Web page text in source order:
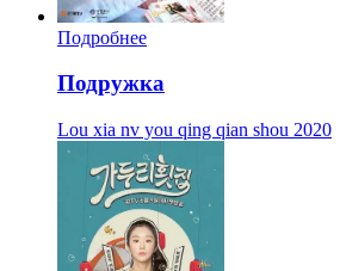
Подробнее
Подружка
Lou xia nv you qing qian shou 2020